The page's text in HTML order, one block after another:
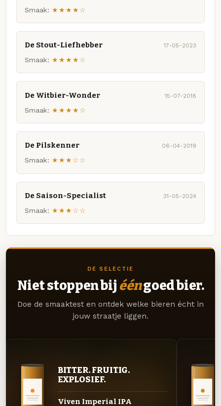
Smaak: ★★★★☆
De Stout-Liefhebber 17-05-2023
Smaak: ★★★★☆
De Witbier-Wonder 15-07-2018
Smaak: ★★★★☆
De Pilskenner 06-04-2019
Smaak: ★★★☆☆
De Saison-Specialist 31-05-2024
Smaak: ★★★☆☆
DE SELECTIE
Niet stoppen bij ééngoed bier.
Doe de smaaktest en ontdek welke bieren écht in
jouw straatje liggen.
BITTER. FRUITIG.
EXPLOSIEF.
Viven Imperial IPA